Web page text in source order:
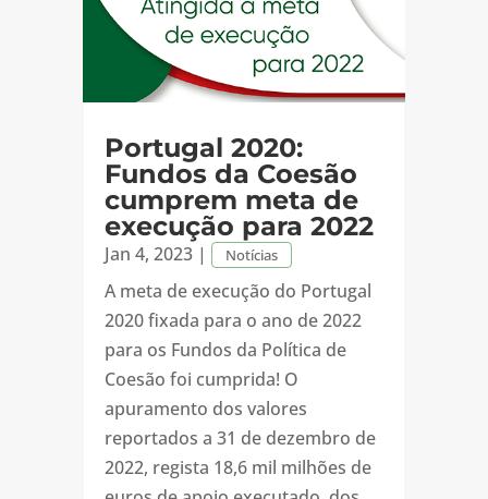
Portugal 2020:
Fundos da Coesão
cumprem meta de
execução para 2022
Jan 4, 2023| Notícias
A meta de execução do Portugal
2020 fixada para o ano de 2022
para os Fundos da Política de
Coesão foi cumprida! O
apuramento dos valores
reportados a 31 de dezembro de
2022, regista 18,6 mil milhões de